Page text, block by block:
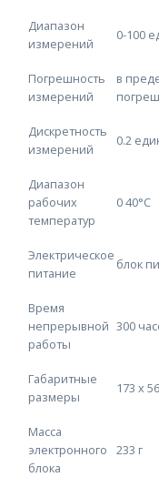
Диапазон
измерений
0-100
Погрешность
измерений
в
Дискретность
измерений
0.2
Диапазон
рабочих
температур
0 40°С
Электрическое
питание
блок
Время
непрерывной
работы
300
Габаритные
размеры
173 x
Масса
электронного
блока
233 г